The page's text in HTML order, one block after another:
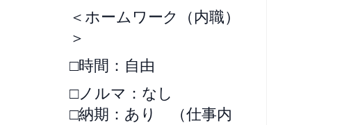
＜ホームワーク（内職）
＞
□時間：自由
□ノルマ：なし
□納期：あり （仕事内